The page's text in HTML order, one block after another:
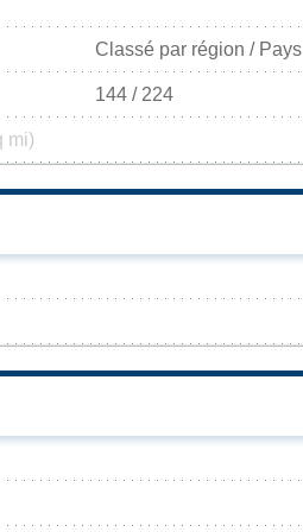
Classé par région / Pays
144 / 224
mi)